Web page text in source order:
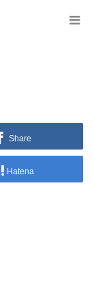
Share
Hatena